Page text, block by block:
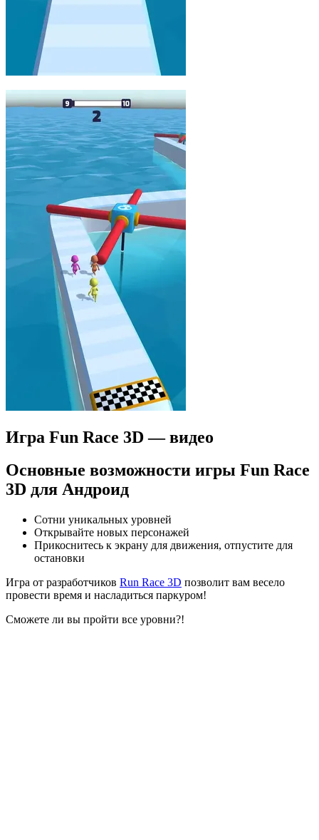
Игра Fun Race 3D — видео
Основные возможности игры Fun Race
3D для Андроид
Сотни уникальных уровней
Открывайте новых персонажей
Прикоснитесь к экрану для движения, отпустите для
остановки
Игра от разработчиков Run Race 3D позволит вам весело
провести время и насладиться паркуром!
Сможете ли вы пройти все уровни?!